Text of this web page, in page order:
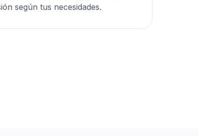
según tus necesidades.